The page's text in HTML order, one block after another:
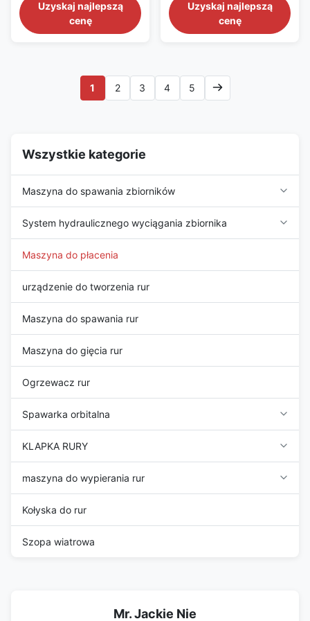
in bringing the most suitable
solutions/equipment for client,
fabricators, EPC/C companies
production lines, clean energy
project and other industrial ...
Uzyskaj najlepszą
cenę
in bringing the most suitable
solutions/equipment for client,
fabricators, EPC/C companies
production lines, clean energy
project and other industrial ...
Uzyskaj najlepszą
cenę
1 2 3 4 5
Wszystkie kategorie
Maszyna do spawania zbiorników
System hydraulicznego wyciągania zbiornika
Maszyna do płacenia
urządzenie do tworzenia rur
Maszyna do spawania rur
Maszyna do gięcia rur
Ogrzewacz rur
Spawarka orbitalna
KLAPKA RURY
maszyna do wypierania rur
Kołyska do rur
Szopa wiatrowa
Mr. Jackie Nie